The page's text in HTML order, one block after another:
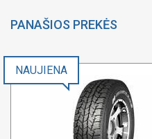
PANAŠIOS PREKĖS
NAUJIENA